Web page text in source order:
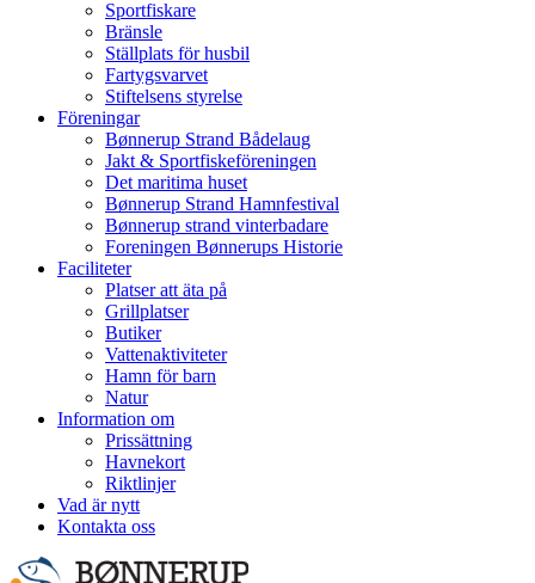
Sportfiskare
Bränsle
Ställplats för husbil
Fartygsvarvet
Stiftelsens styrelse
Föreningar
Bønnerup Strand Bådelaug
Jakt & Sportfiskeföreningen
Det maritima huset
Bønnerup Strand Hamnfestival
Bønnerup strand vinterbadare
Foreningen Bønnerups Historie
Faciliteter
Platser att äta på
Grillplatser
Butiker
Vattenaktiviteter
Hamn för barn
Natur
Information om
Prissättning
Havnekort
Riktlinjer
Vad är nytt
Kontakta oss